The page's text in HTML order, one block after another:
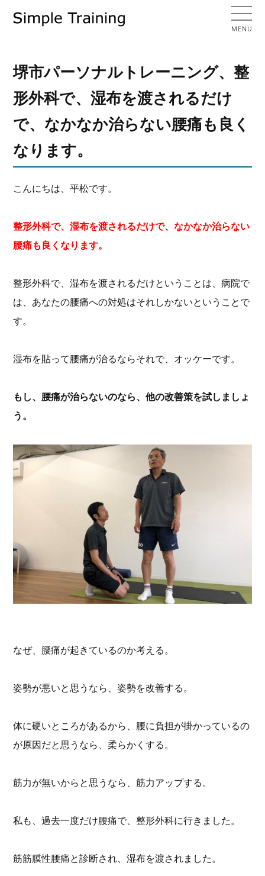
堺市パーソナルトレーニング、整
形外科で、湿布を渡されるだけ
で、なかなか治らない腰痛も良く
なります。
こんにちは、平松です。
整形外科で、湿布を渡されるだけで、なかなか治らない
腰痛も良くなります。
整形外科で、湿布を渡されるだけということは、病院で
は、あなたの腰痛への対処はそれしかないということで
す。
湿布を貼って腰痛が治るならそれで、オッケーです。
もし、腰痛が治らないのなら、他の改善策を試しましょ
う。
なぜ、腰痛が起きているのか考える。
姿勢が悪いと思うなら、姿勢を改善する。
体に硬いところがあるから、腰に負担が掛かっているの
が原因だと思うなら、柔らかくする。
筋力が無いからと思うなら、筋力アップする。
私も、過去一度だけ腰痛で、整形外科に行きました。
筋筋膜性腰痛と診断され、湿布を渡されました。